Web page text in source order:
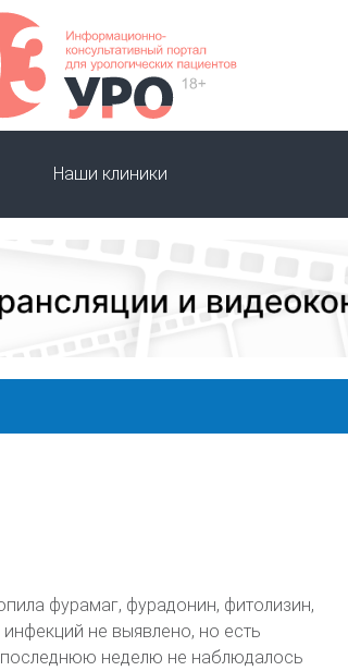
Наши клиники
фурамаг, фурадонин, фитолизин,
не выявлено, но есть
неделю не наблюдалось